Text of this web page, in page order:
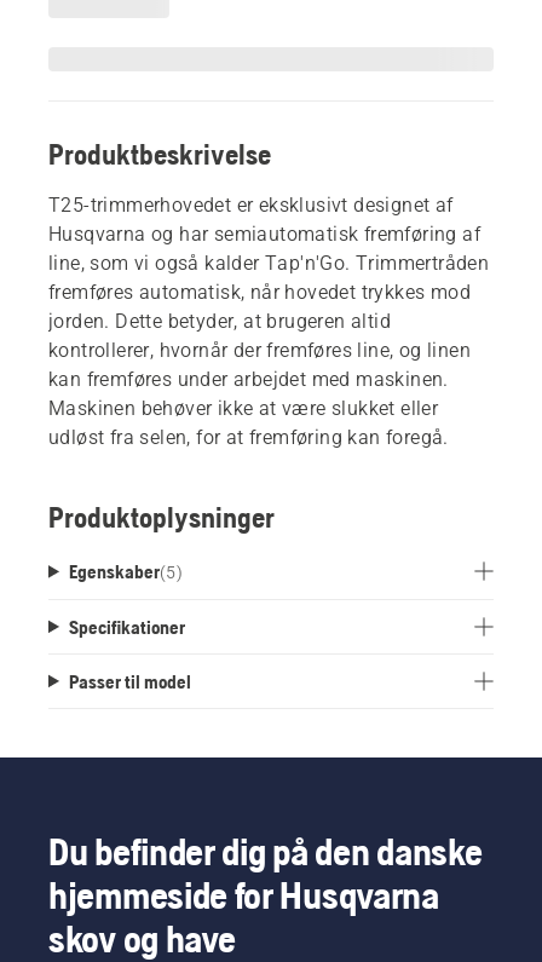
Produktbeskrivelse
T25-trimmerhovedet er eksklusivt designet af
Husqvarna og har semiautomatisk fremføring af
line, som vi også kalder Tap'n'Go. Trimmertråden
fremføres automatisk, når hovedet trykkes mod
jorden. Dette betyder, at brugeren altid
kontrollerer, hvornår der fremføres line, og linen
kan fremføres under arbejdet med maskinen.
Maskinen behøver ikke at være slukket eller
udløst fra selen, for at fremføring kan foregå.
Produktoplysninger
Egenskaber(5)
Specifikationer
Passer til model
Du befinder dig på den danske
hjemmeside for Husqvarna
skov og have